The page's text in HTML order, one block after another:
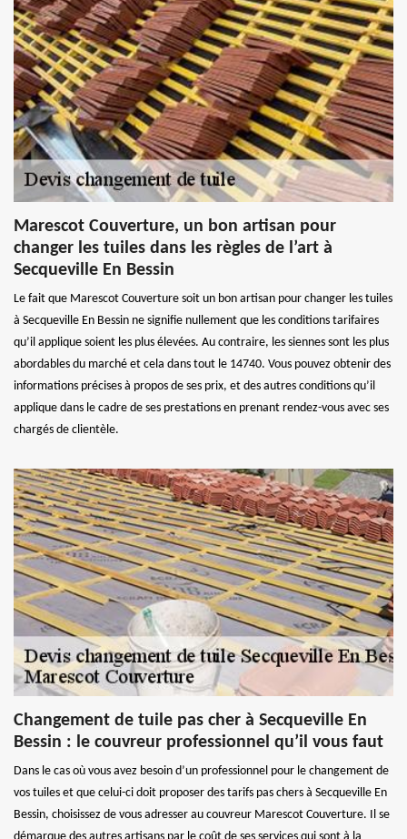
Marescot Couverture, un bon artisan pour
changer les tuiles dans les règles de l’art à
Secqueville En Bessin
Le fait que Marescot Couverture soit un bon artisan pour changer les tuiles
à Secqueville En Bessin ne signifie nullement que les conditions tarifaires
qu’il applique soient les plus élevées. Au contraire, les siennes sont les plus
abordables du marché et cela dans tout le 14740. Vous pouvez obtenir des
informations précises à propos de ses prix, et des autres conditions qu’il
applique dans le cadre de ses prestations en prenant rendez-vous avec ses
chargés de clientèle.
Changement de tuile pas cher à Secqueville En
Bessin : le couvreur professionnel qu’il vous faut
Dans le cas où vous avez besoin d’un professionnel pour le changement de
vos tuiles et que celui-ci doit proposer des tarifs pas chers à Secqueville En
Bessin, choisissez de vous adresser au couvreur Marescot Couverture. Il se